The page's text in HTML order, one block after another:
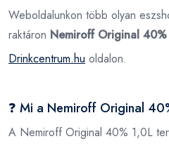
Weboldalunkon több olyan
raktáron Nemiroff Original
Drinkcentrum.hu oldalon.
❓ Mi a Nemiroff Original
A Nemiroff Original 40% 1,0L